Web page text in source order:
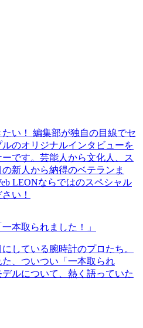
い！ 編集部が独自の目線でセ
のオリジナルインタビューを
です。芸能人から文化人、ス
新人から納得のベテランま
LEONならではのスペシャル
い！
本取られました！」
している腕時計のプロたち。
、ついつい「一本取られ
ルについて、熱く語っていた